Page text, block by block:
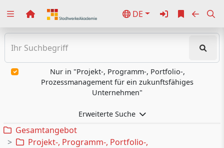
DE
Zuklappen
Loading
Loading
Nur in "Projekt-, Programm-, Portfolio-,
Prozessmanagement für ein zukunftsfähiges
Unternehmen"
Erweiterte Suche
Gesamtangebot
Projekt-, Programm-, Portfolio-,